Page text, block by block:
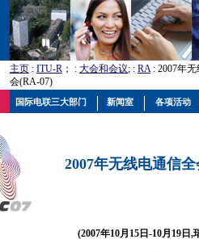
主页 : ITU-R ； : 大会和会议; : RA: 2007年
会(RA-07)
2007年无线电通信
(2007年10月15日-10月19日,
国际电联三大部门 新闻室 各项活动